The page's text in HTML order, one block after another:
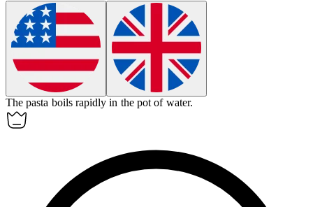
The pasta boils rapidly in the pot of water.